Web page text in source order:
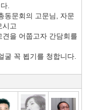
.
동문회의 고문님, 자문
시고
을 어쭙고자 간담회를
굴 꼭 뵙기를 청합니다.